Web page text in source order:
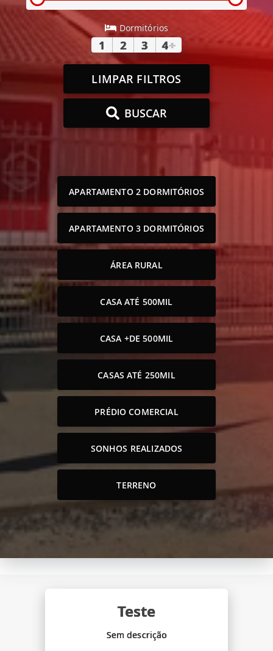
Dormitórios
1 2 3 4+
LIMPAR FILTROS
BUSCAR
APARTAMENTO 2 DORMITÓRIOS
APARTAMENTO 3 DORMITÓRIOS
ÁREA RURAL
CASA ATÉ 500MIL
CASA +DE 500MIL
CASAS ATÉ 250MIL
PRÉDIO COMERCIAL
SONHOS REALIZADOS
TERRENO
Teste
Sem descrição